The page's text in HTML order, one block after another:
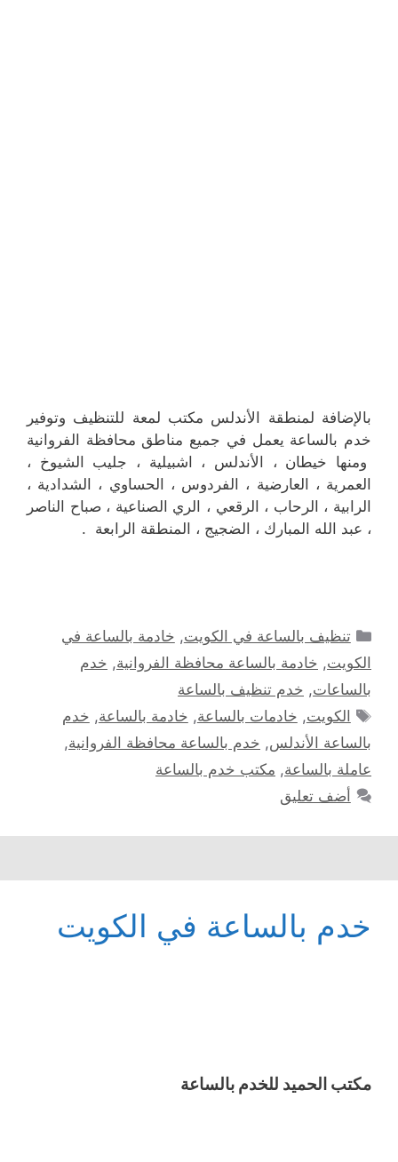
بالإضافة لمنطقة الأندلس مكتب لمعة للتنظيف وتوفير
خدم بالساعة يعمل في جميع مناطق محافظة الفروانية
ومنها خيطان ، الأندلس ، اشبيلية ، جليب الشيوخ ،
العمرية ، العارضية ، الفردوس ، الحساوي ، الشدادية ،
الرابية ، الرحاب ، الرقعي ، الري الصناعية ، صباح الناصر
، عبد الله المبارك ، الضجيج ، المنطقة الرابعة .
التصنيفات
تنظيف بالساعة في الكويت, خادمة بالساعة في
الكويت, خادمة بالساعة محافظة الفروانية, خدم
بالساعات, خدم تنظيف بالساعة
الوسوم
الكويت, خادمات بالساعة, خادمة بالساعة, خدم
بالساعة الأندلس, خدم بالساعة محافظة الفروانية,
عاملة بالساعة, مكتب خدم بالساعة
أضف تعليق
خدم بالساعة في الكويت
مكتب الحميد للخدم بالساعة